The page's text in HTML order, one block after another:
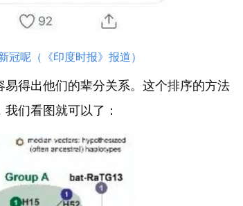
呢（《印度时报》报道）
得出他们的辈分关系。这个排序的方法
们看图就可以了：